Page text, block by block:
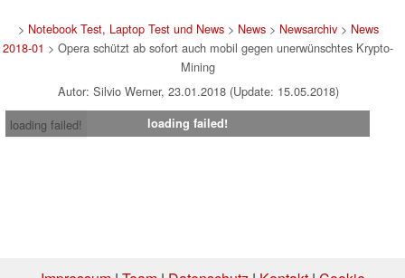
> Notebook Test, Laptop Test und News> News> Newsarchiv> News
2018-01 > Opera schützt ab sofort auch mobil gegen unerwünschtes Krypto-
Mining
Autor: Silvio Werner, 23.01.2018 (Update: 15.05.2018)
loading failed!
loading failed!